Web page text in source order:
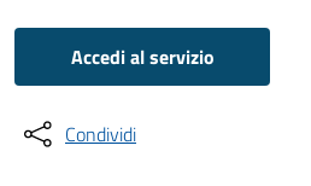
Accedi al servizio
Condividi